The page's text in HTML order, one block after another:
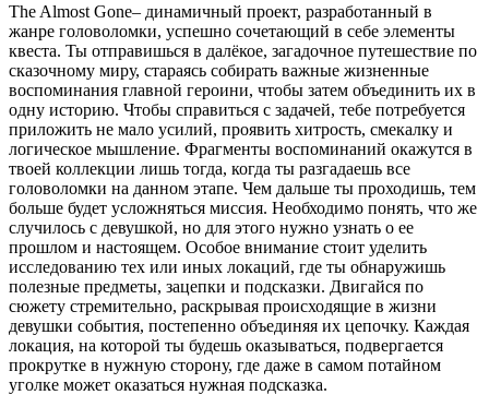
The Almost Gone– динамичный проект, разработанный в
жанре головоломки, успешно сочетающий в себе элементы
квеста. Ты отправишься в далёкое, загадочное путешествие по
сказочному миру, стараясь собирать важные жизненные
воспоминания главной героини, чтобы затем объединить их в
одну историю. Чтобы справиться с задачей, тебе потребуется
приложить не мало усилий, проявить хитрость, смекалку и
логическое мышление. Фрагменты воспоминаний окажутся в
твоей коллекции лишь тогда, когда ты разгадаешь все
головоломки на данном этапе. Чем дальше ты проходишь, тем
больше будет усложняться миссия. Необходимо понять, что же
случилось с девушкой, но для этого нужно узнать о ее
прошлом и настоящем. Особое внимание стоит уделить
исследованию тех или иных локаций, где ты обнаружишь
полезные предметы, зацепки и подсказки. Двигайся по
сюжету стремительно, раскрывая происходящие в жизни
девушки события, постепенно объединяя их цепочку. Каждая
локация, на которой ты будешь оказываться, подвергается
прокрутке в нужную сторону, где даже в самом потайном
уголке может оказаться нужная подсказка.